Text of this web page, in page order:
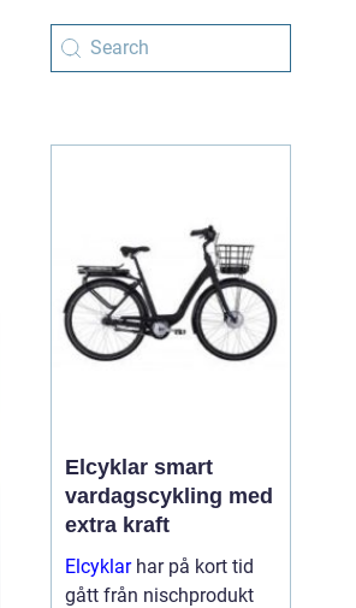
Elcyklar smart
vardagscykling med
extra kraft
Elcyklarhar på kort tid
gått från nischprodukt